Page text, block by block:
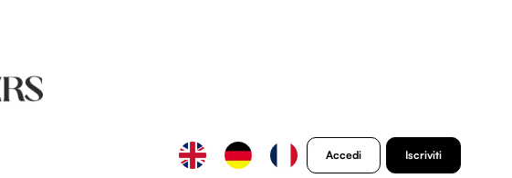
Accedi Iscriviti